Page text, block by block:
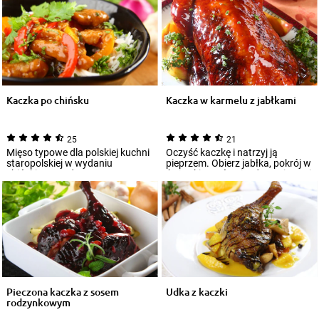
Kaczka po chińsku
25
Mięso typowe dla polskiej kuchni
staropolskiej w wydaniu
chińskim? Bardzo proszę.
Kaczka po chińs...
Kaczka w karmelu z jabłkami
21
Oczyść kaczkę i natrzyj ją
pieprzem. Obierz jabłka, pokrój w
ćwiartki, usuń gniazda nasienne i
po...
Pieczona kaczka z sosem
rodzynkowym
Udka z kaczki